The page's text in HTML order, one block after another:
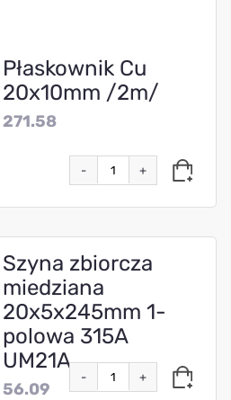
Płaskownik Cu
20x10mm /2m/
271.58
- +
Szyna zbiorcza
miedziana
20x5x245mm 1-
polowa 315A
UM21A
56.09
- +